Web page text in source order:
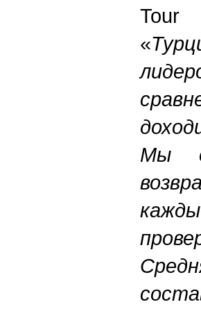
Tour
«
Мы